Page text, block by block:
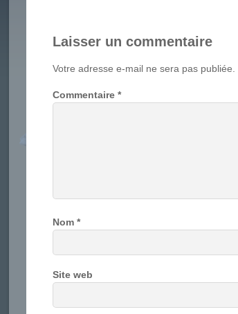
Laisser un commentaire
Votre adresse e-mail ne sera pas publiée.
Commentaire*
Nom*
Site web